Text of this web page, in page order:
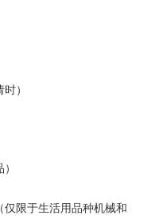
）
仅限于生活用品种机械和